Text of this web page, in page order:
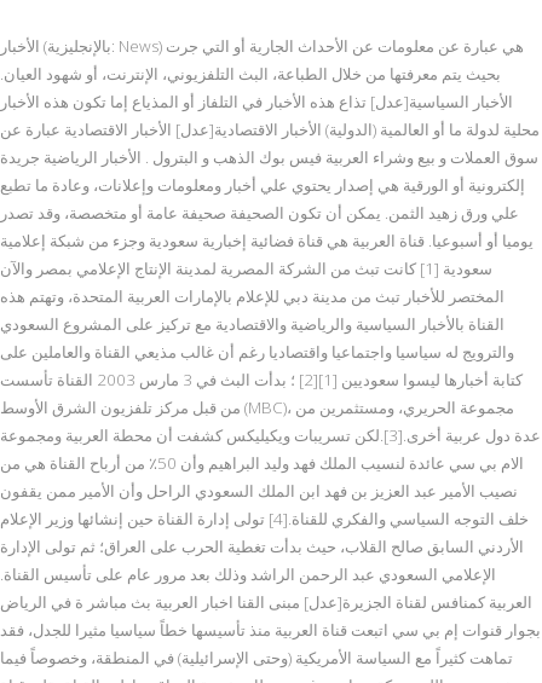
الأخبار (بالإنجليزية: News) هي عبارة عن معلومات عن الأحداث الجارية أو التي جرت
بحيث يتم معرفتها من خلال الطباعة، البث التلفزيوني، الإنترنت، أو شهود العيان.
الأخبار السياسية[عدل] تذاع هذه الأخبار في التلفاز أو المذياع إما تكون هذه الأخبار
محلية لدولة ما أو العالمية (الدولية) الأخبار الاقتصادية[عدل] الأخبار الاقتصادية عبارة عن
سوق العملات و بيع وشراء العربية فيس بوك الذهب و البترول . الأخبار الرياضية جريدة
إلكترونية أو الورقية هي إصدار يحتوي علي أخبار ومعلومات وإعلانات، وعادة ما تطبع
علي ورق زهيد الثمن. يمكن أن تكون الصحيفة صحيفة عامة أو متخصصة، وقد تصدر
يوميا أو أسبوعيا. قناة العربية هي قناة فضائية إخبارية سعودية وجزء من شبكة إعلامية
سعودية [1] كانت تبث من الشركة المصرية لمدينة الإنتاج الإعلامي بمصر والآن
المختصر للأخبار تبث من مدينة دبي للإعلام بالإمارات العربية المتحدة، وتهتم هذه
القناة بالأخبار السياسية والرياضية والاقتصادية مع تركيز على المشروع السعودي
والترويج له سياسيا واجتماعيا واقتصاديا رغم أن غالب مذيعي القناة والعاملين على
كتابة أخبارها ليسوا سعوديين [1][2] ؛ بدأت البث في 3 مارس 2003 القناة تأسست
من قبل مركز تلفزيون الشرق الأوسط (MBC)، مجموعة الحريري، ومستثمرين من
عدة دول عربية أخرى.[3].لكن تسريبات ويكيليكس كشفت أن محطة العربية ومجموعة
الام بي سي عائدة لنسيب الملك فهد وليد البراهيم وأن 50٪ من أرباح القناة هي من
نصيب الأمير عبد العزيز بن فهد ابن الملك السعودي الراحل وأن الأمير ممن يقفون
خلف التوجه السياسي والفكري للقناة.[4] تولى إدارة القناة حين إنشائها وزير الإعلام
الأردني السابق صالح القلاب، حيث بدأت تغطية الحرب على العراق؛ ثم تولى الإدارة
الإعلامي السعودي عبد الرحمن الراشد وذلك بعد مرور عام على تأسيس القناة.
العربية كمنافس لقناة الجزيرة[عدل] مبنى القنا اخبار العربية بث مباشر ة في الرياض
بجوار قنوات إم بي سي اتبعت قناة العربية منذ تأسيسها خطاً سياسيا مثيرا للجدل، فقد
تماهت كثيراً مع السياسة الأمريكية (وحتى الإسرائيلية) في المنطقة، وخصوصاً فيما